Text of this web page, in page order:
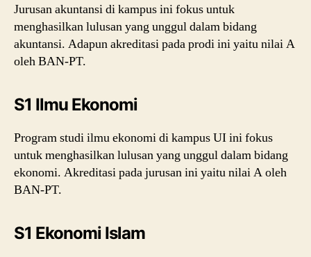
Jurusan akuntansi di kampus ini fokus untuk
menghasilkan lulusan yang unggul dalam bidang
akuntansi. Adapun akreditasi pada prodi ini yaitu nilai A
oleh BAN-PT.
S1 Ilmu Ekonomi
Program studi ilmu ekonomi di kampus UI ini fokus
untuk menghasilkan lulusan yang unggul dalam bidang
ekonomi. Akreditasi pada jurusan ini yaitu nilai A oleh
BAN-PT.
S1 Ekonomi Islam